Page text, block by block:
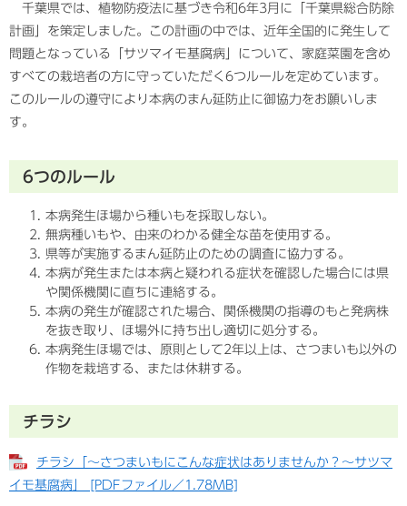
千葉県では、植物防疫法に基づき令和6年3月に「千葉県総合防除
計画」を策定しました。この計画の中では、近年全国的に発生して
問題となっている「サツマイモ基腐病」について、家庭菜園を含め
すべての栽培者の方に守っていただく6つルールを定めています。
このルールの遵守により本病のまん延防止に御協力をお願いしま
す。
6つのルール
本病発生ほ場から種いもを採取しない。
無病種いもや、由来のわかる健全な苗を使用する。
県等が実施するまん延防止のための調査に協力する。
本病が発生または本病と疑われる症状を確認した場合には県
や関係機関に直ちに連絡する。
本病の発生が確認された場合、関係機関の指導のもと発病株
を抜き取り、ほ場外に持ち出し適切に処分する。
本病発生ほ場では、原則として2年以上は、さつまいも以外の
作物を栽培する、または休耕する。
チラシ
チラシ「～さつまいもにこんな症状はありませんか？～サツマ
イモ基腐病」 [PDFファイル／1.78MB]